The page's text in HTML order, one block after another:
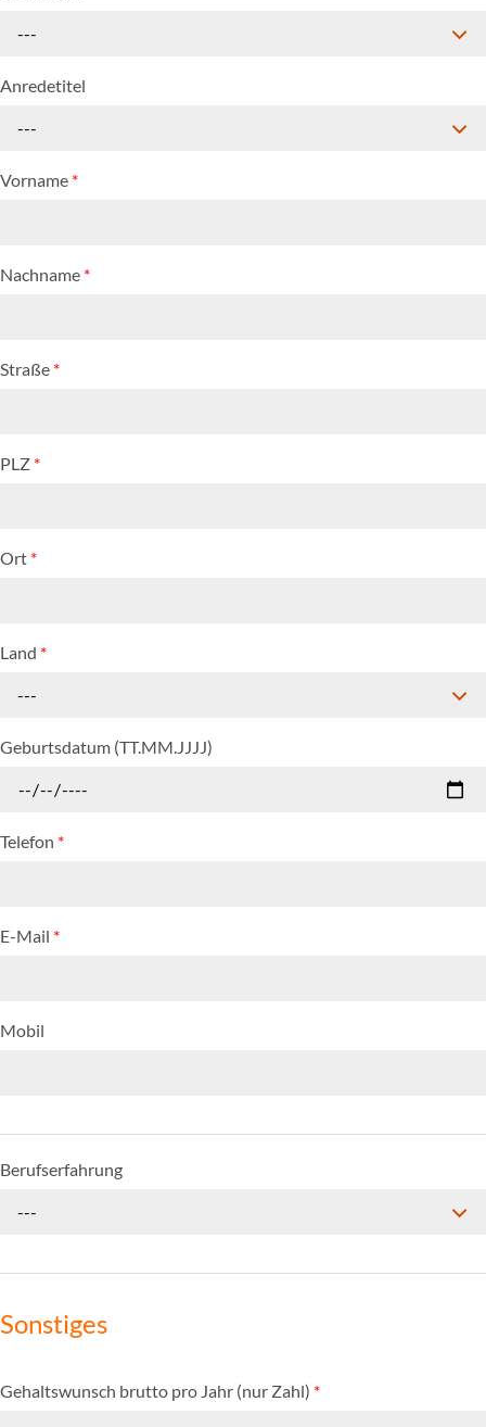
---
Anredetitel
---
Vorname *
Nachname *
Straße *
PLZ *
Ort *
Land *
---
Geburtsdatum (TT.MM.JJJJ)
Telefon *
E-Mail *
Mobil
Berufserfahrung
---
Sonstiges
Gehaltswunsch brutto pro Jahr (nur Zahl) *